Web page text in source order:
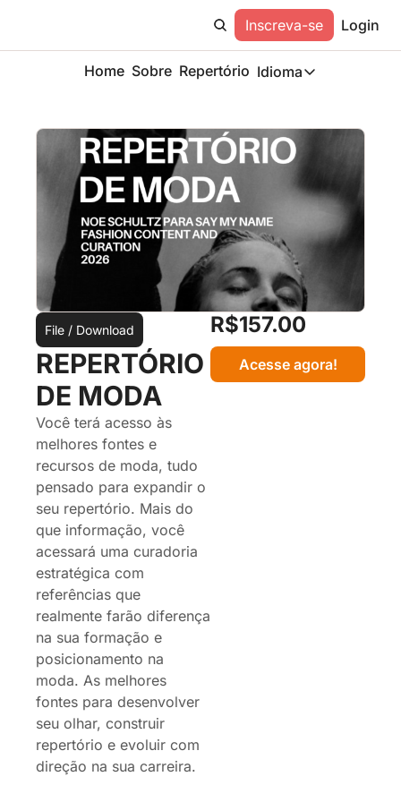
Inscreva-se Login
Home Sobre Repertório Idioma
Idioma
ESP
File / Download
REPERTÓRIO
DE MODA
Você terá acesso às
melhores fontes e
recursos de moda, tudo
pensado para expandir o
seu repertório. Mais do
que informação, você
acessará uma curadoria
estratégica com
referências que
realmente farão diferença
na sua formação e
posicionamento na
moda. As melhores
fontes para desenvolver
seu olhar, construir
repertório e evoluir com
direção na sua carreira.
R$157.00
Acesse agora!